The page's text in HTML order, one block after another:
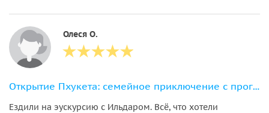
Олеся О.
Открытие Пхукета: семейное приключение с прогулкой со слонами
Ездили на эускурсию с Ильдаром. Всё, что хотели